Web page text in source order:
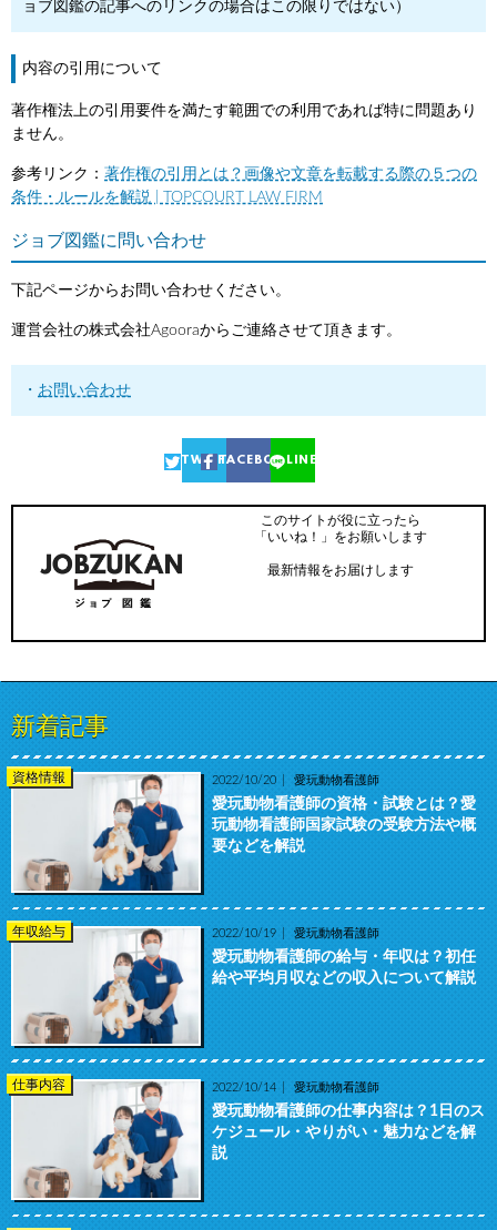
ョブ図鑑の記事へのリンクの場合はこの限りではない）
内容の引用について
著作権法上の引用要件を満たす範囲での利用であれば特に問題あり
ません。
参考リンク： 著作権の引用とは？画像や文章を転載する際の５つの
条件・ルールを解説 | TOPCOURT LAW FIRM
ジョブ図鑑に問い合わせ
下記ページからお問い合わせください。
運営会社の株式会社Agooraからご連絡させて頂きます。
お問い合わせ
TWITTERFACEBOOKLINE
このサイトが役に立ったら
「いいね！」をお願いします
最新情報をお届けします
新着記事
資格情報 2022/10/20 愛玩動物看護師
愛玩動物看護師の資格・試験とは？愛
玩動物看護師国家試験の受験方法や概
要などを解説
年収給与 2022/10/19 愛玩動物看護師
愛玩動物看護師の給与・年収は？初任
給や平均月収などの収入について解説
仕事内容 2022/10/14 愛玩動物看護師
愛玩動物看護師の仕事内容は？1日のス
ケジュール・やりがい・魅力などを解
説